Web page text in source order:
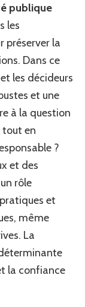
publique
les
préserver la
Dans ce
les décideurs
et une
à la question
tout en
?
et des
rôle
et
même
La
la confiance